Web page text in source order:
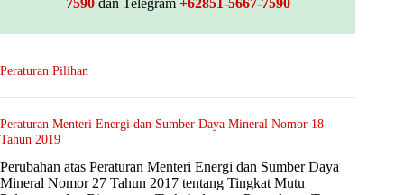
Peraturan Pilihan
Peraturan Menteri Energi dan Sumber Daya Mineral Nomor 18
Tahun 2019
Perubahan atas Peraturan Menteri Energi dan Sumber Daya
Mineral Nomor 27 Tahun 2017 tentang Tingkat Mutu